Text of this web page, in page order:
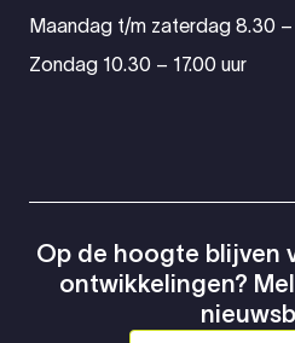
Maandag t/m zaterdag 8.30 –
Zondag 10.30 – 17.00 uur
Op de hoogte blijven
ontwikkelingen?